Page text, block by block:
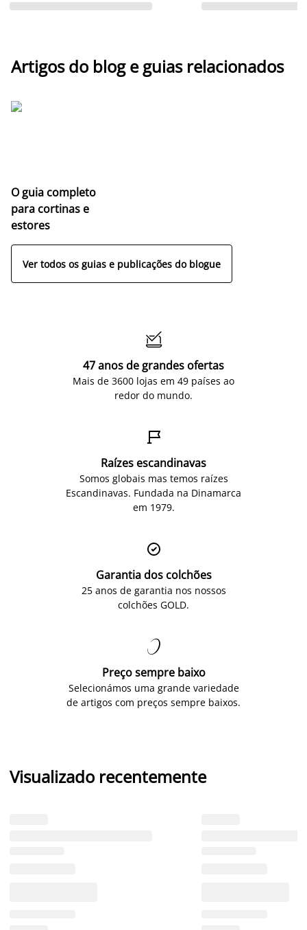
Artigos do blog e guias relacionados
O guia completo
para cortinas e
estores
Ver todos os guias e publicações do blogue

47 anos de grandes ofertas
Mais de 3600 lojas em 49 países ao
redor do mundo.

Raízes escandinavas
Somos globais mas temos raízes
Escandinavas. Fundada na Dinamarca
em 1979.

Garantia dos colchões
25 anos de garantia nos nossos
colchões GOLD.

Preço sempre baixo
Selecionámos uma grande variedade
de artigos com preços sempre baixos.
Visualizado recentemente